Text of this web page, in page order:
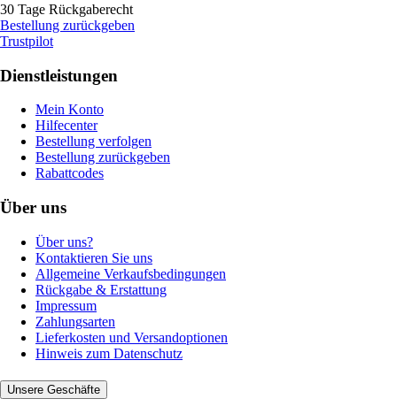
30 Tage Rückgaberecht
Bestellung zurückgeben
Trustpilot
Dienstleistungen
Mein Konto
Hilfecenter
Bestellung verfolgen
Bestellung zurückgeben
Rabattcodes
Über uns
Über uns?
Kontaktieren Sie uns
Allgemeine Verkaufsbedingungen
Rückgabe & Erstattung
Impressum
Zahlungsarten
Lieferkosten und Versandoptionen
Hinweis zum Datenschutz
Unsere Geschäfte